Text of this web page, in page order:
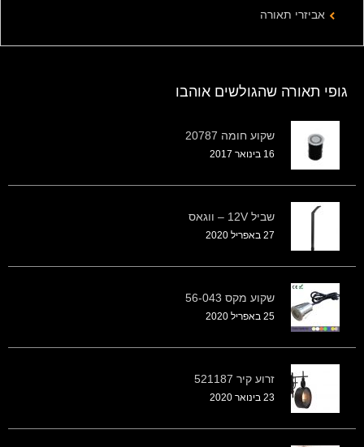
אביזרי תאורה
גופי תאורה שהגולשים אוהבו
שקוע חומה 20787
16 בינואר 2017
שביל 12V – ווגאס
27 באפריל 2020
שקוע מקס 56-043
25 באפריל 2020
זרוע קיר 521187
23 בינואר 2020